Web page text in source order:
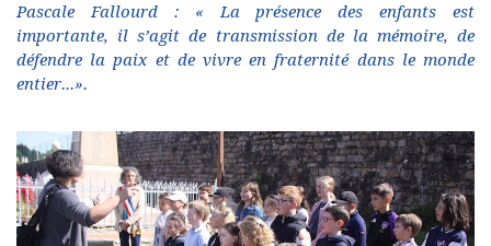
Pascale Fallourd : « La présence des enfants est
importante, il s’agit de transmission de la mémoire, de
défendre la paix et de vivre en fraternité dans le monde
entier...».